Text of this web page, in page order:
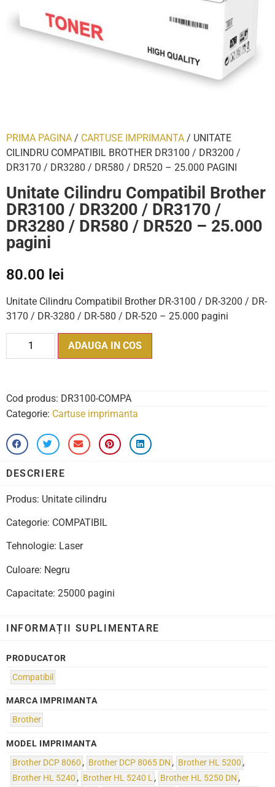
PRIMA PAGINA / CARTUSE IMPRIMANTA / UNITATE
CILINDRU COMPATIBIL BROTHER DR3100 / DR3200 /
DR3170 / DR3280 / DR580 / DR520 – 25.000 PAGINI
Unitate Cilindru Compatibil Brother
DR3100 / DR3200 / DR3170 /
DR3280 / DR580 / DR520 – 25.000
pagini
80.00 lei
Unitate Cilindru Compatibil Brother DR-3100 / DR-3200 / DR-
3170 / DR-3280 / DR-580 / DR-520 – 25.000 pagini
ADAUGA IN COS
Cod produs: DR3100-COMPA
Categorie: Cartuse imprimanta
DESCRIERE
Produs: Unitate cilindru
Categorie: COMPATIBIL
Tehnologie: Laser
Culoare: Negru
Capacitate: 25000 pagini
INFORMAȚII SUPLIMENTARE
PRODUCATOR
Compatibil
MARCA IMPRIMANTA
Brother
MODEL IMPRIMANTA
Brother DCP 8060 , Brother DCP 8065 DN , Brother HL 5200 ,
Brother HL 5240 , Brother HL 5240 L, Brother HL 5250 DN ,